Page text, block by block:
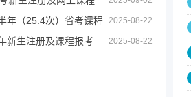
2025-08-22
年（25.4次）省考课程
2025-08-22
新生注册及课程报考